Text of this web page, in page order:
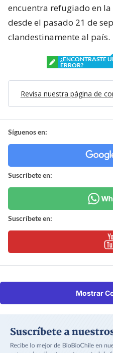
encuentra refugiado en
desde el pasado 21 de
clandestinamente al país.
¿ENCONTRASTE
ERROR?
Revisa nuestra página de
Síguenos en:
Suscríbete en:
Suscríbete en:
Mostrar